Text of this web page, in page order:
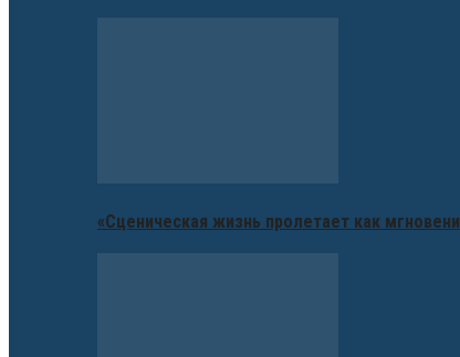
«Сценическая жизнь пролетает как